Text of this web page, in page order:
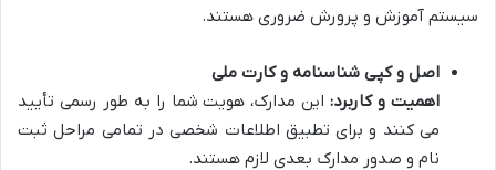
سیستم آموزش و پرورش ضروری هستند.
اصل و کپی شناسنامه و کارت ملی
اهمیت و کاربرد:این مدارک، هویت شما را به طور رسمی تأیید
می کنند و برای تطبیق اطلاعات شخصی در تمامی مراحل ثبت
نام و صدور مدارک بعدی لازم هستند.